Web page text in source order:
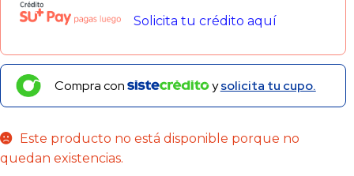
Solicita tu crédito aquí
Compra con ysolicita tu cupo.
Este producto no está disponible porque no
quedan existencias.